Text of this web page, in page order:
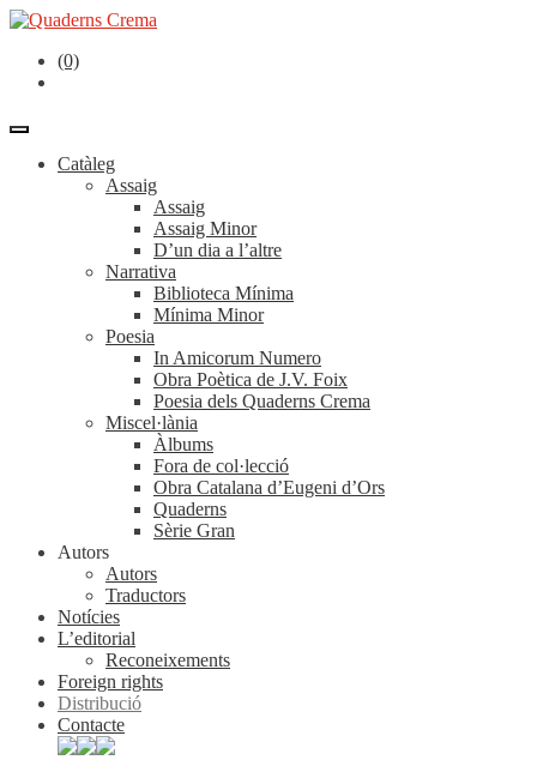
(0)
Catàleg
Assaig
Assaig
Assaig Minor
D’un dia a l’altre
Narrativa
Biblioteca Mínima
Mínima Minor
Poesia
In Amicorum Numero
Obra Poètica de J.V. Foix
Poesia dels Quaderns Crema
Miscel·lània
Àlbums
Fora de col·lecció
Obra Catalana d’Eugeni d’Ors
Quaderns
Sèrie Gran
Autors
Autors
Traductors
Notícies
L’editorial
Reconeixements
Foreign rights
Distribució
Contacte